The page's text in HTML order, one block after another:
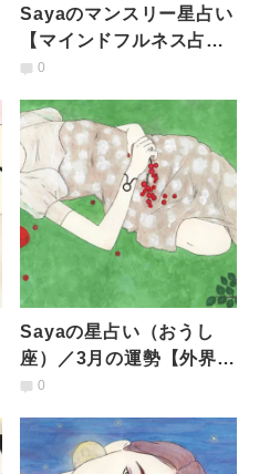
Sayaのマンスリー星占い
【マインドフルネス占星
術】12星座共通／3月の
0
Sayaの星占い（おうし
座）／3月の運勢【外界が
大きく変わるなか、金星
0